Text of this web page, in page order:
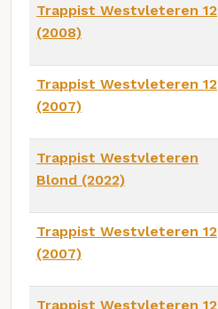
Trappist Westvleteren 12
(2008)
Trappist Westvleteren 12
(2007)
Trappist Westvleteren
Blond (2022)
Trappist Westvleteren 12
(2007)
Trappist Westvleteren 12